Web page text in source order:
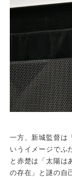
一方、新城監督は
いうイメージでふ
と赤楚は「太陽は
の存在」と謎の自